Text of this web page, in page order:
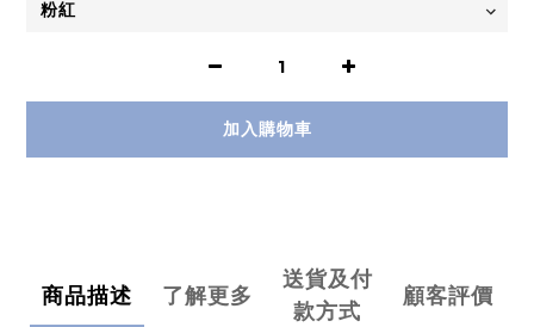
加入購物車
商品描述 了解更多
送貨及付
款方式
顧客評價